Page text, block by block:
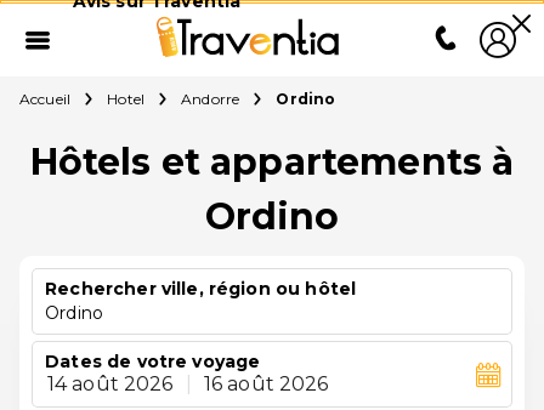
Accueil Hotel Andorre Ordino
Hôtels et appartements à
Ordino
Rechercher ville, région ou hôtel
Ordino
Dates de votre voyage
14 août 2026 16 août 2026